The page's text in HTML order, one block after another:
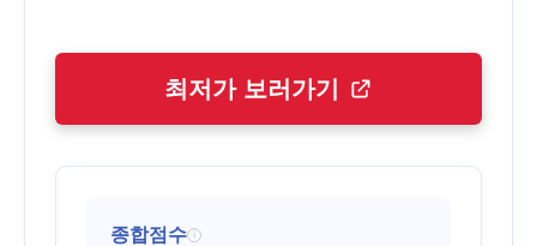
최저가 보러가기
종합점수 i